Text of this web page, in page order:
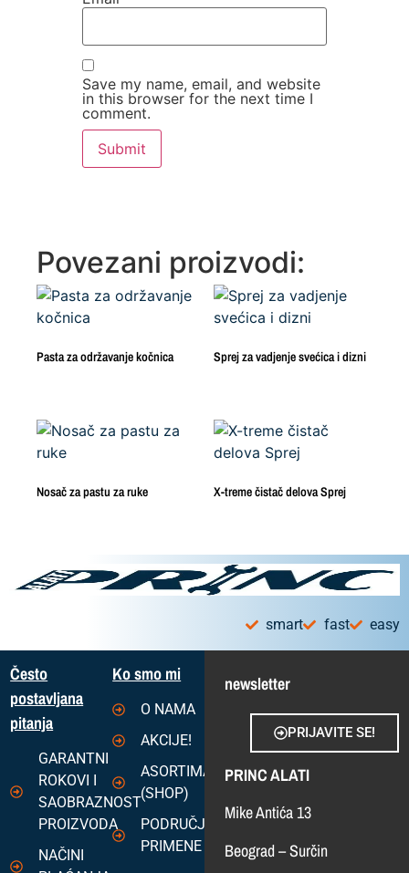
Save my name, email, and website
in this browser for the next time I
comment.
Povezani proizvodi:
Pasta za održavanje kočnica Sprej za vadjenje svećica i dizni
Nosač za pastu za ruke X-treme čistač delova Sprej
smart fast easy
Često
postavljana
pitanja
GARANTNI
ROKOVI I
SAOBRAZNOST
PROIZVODA
NAČINI
Ko smo mi
O NAMA
AKCIJE!
ASORTIMAN
(SHOP)
PODRUČJA
PRIMENE
newsletter
PRIJAVITE SE!
PRINC ALATI
Mike Antića 13
Beograd – Surčin